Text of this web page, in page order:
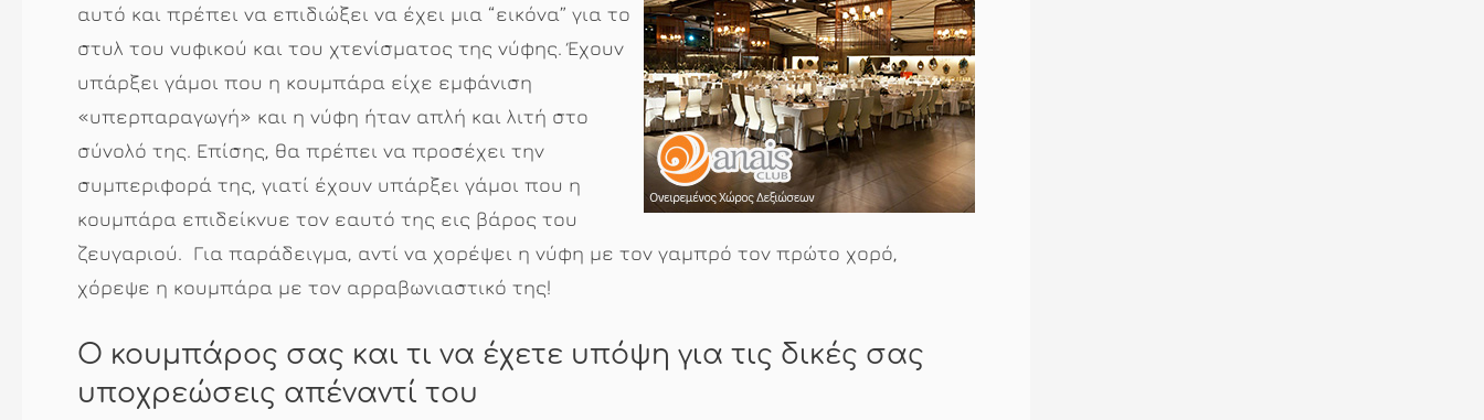
αυτό και πρέπει να επιδιώξει να έχει μια “εικόνα” για το
στυλ του νυφικού και του χτενίσματος της νύφης. Έχουν
υπάρξει γάμοι που η κουμπάρα είχε εμφάνιση
«υπερπαραγωγή» και η νύφη ήταν απλή και λιτή στο
σύνολό της. Επίσης, θα πρέπει να προσέχει την
συμπεριφορά της, γιατί έχουν υπάρξει γάμοι που η
κουμπάρα επιδείκνυε τον εαυτό της εις βάρος του
ζευγαριού. Για παράδειγμα, αντί να χορέψει η νύφη με τον γαμπρό τον πρώτο χορό,
χόρεψε η κουμπάρα με τον αρραβωνιαστικό της!
Ο κουμπάρος σας και τι να έχετε υπόψη για τις δικές σας
υποχρεώσεις απέναντί του